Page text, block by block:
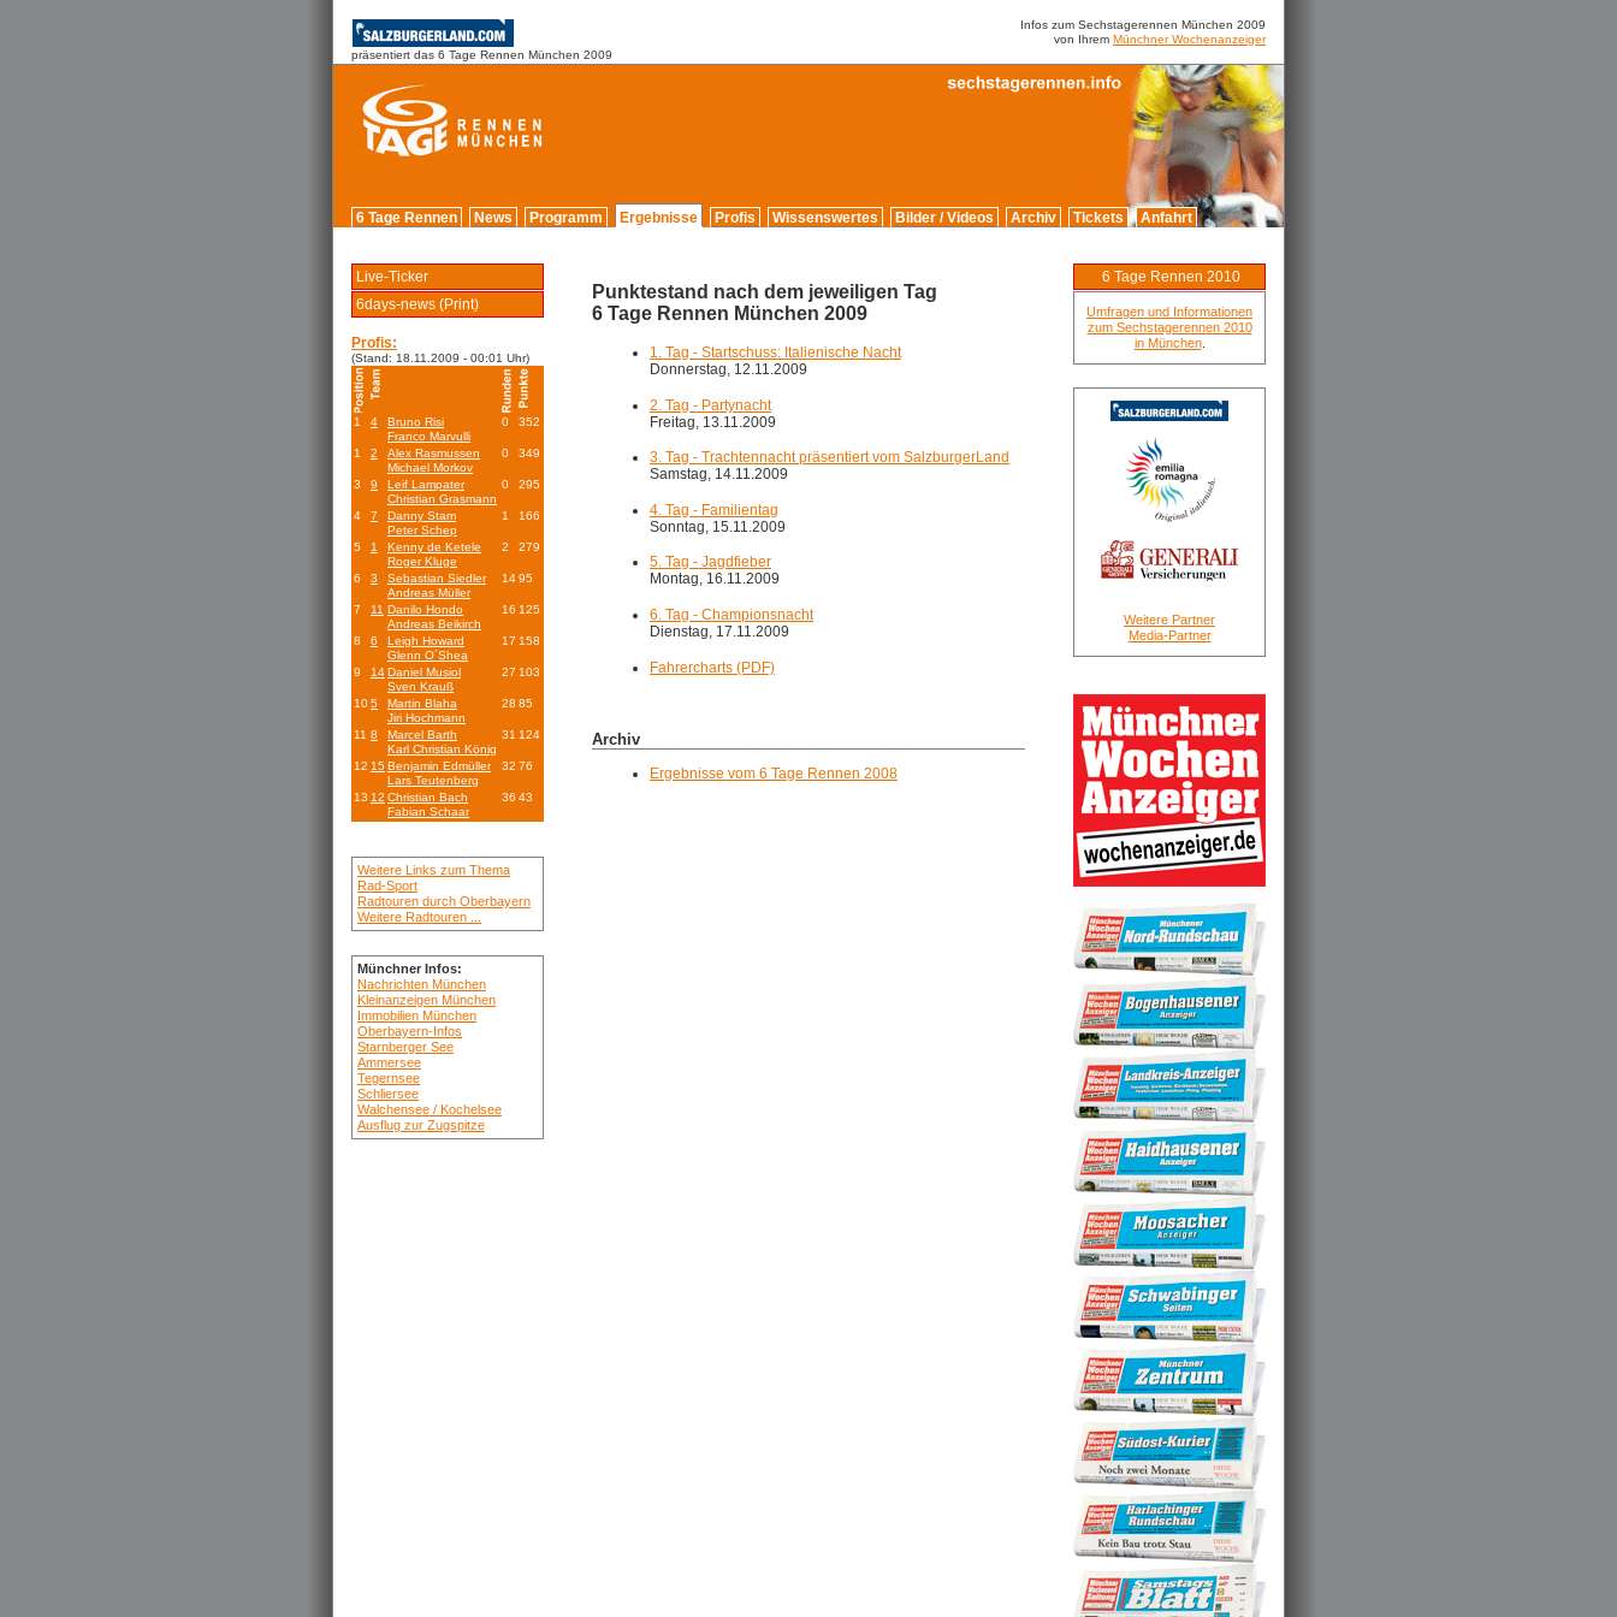
präsentiert das 6 Tage Rennen München 2009
Infos zum Sechstagerennen München 2009
von Ihrem Münchner Wochenanzeiger
6 Tage Rennen News Programm Ergebnisse Profis Wissenswertes Bilder / Videos Archiv Tickets Anfahrt
Live-Ticker
6days-news (Print)
Profis:
(Stand: 18.11.2009 - 00:01 Uhr)
1 4
Bruno Risi
Franco Marvulli
0 352
1 2
Alex Rasmussen
Michael Morkov
0 349
3 9
Leif Lampater
Christian Grasmann
0 295
4 7
Danny Stam
Peter Schep
1 166
5 1
Kenny de Ketele
Roger Kluge
2 279
6 3
Sebastian Siedler
Andreas Müller
1495
7 11 Danilo Hondo
Andreas Beikirch
16 125
8 6
Leigh Howard
Glenn O´Shea
17 158
9 14Daniel Musiol
Sven Krauß
27 103
105
Martin Blaha
Jiri Hochmann
28 85
11 8
Marcel Barth
Karl Christian König
31 124
12 15Benjamin Edmüller
Lars Teutenberg
32 76
13 12 Christian Bach
Fabian Schaar
36 43
Weitere Links zum Thema
Rad-Sport
Radtouren durch Oberbayern
Weitere Radtouren ...
Münchner Infos:
Nachrichten München
Kleinanzeigen München
Immobilien München
Oberbayern-Infos
Starnberger See
Ammersee
Tegernsee
Schliersee
Walchensee / Kochelsee
Ausflug zur Zugspitze
Punktestand nach dem jeweiligen Tag
6 Tage Rennen München 2009
1. Tag - Startschuss: Italienische Nacht
Donnerstag, 12.11.2009
2. Tag - Partynacht
Freitag, 13.11.2009
3. Tag - Trachtennacht präsentiert vom SalzburgerLand
Samstag, 14.11.2009
4. Tag - Familientag
Sonntag, 15.11.2009
5. Tag - Jagdfieber
Montag, 16.11.2009
6. Tag - Championsnacht
Dienstag, 17.11.2009
Fahrercharts (PDF)
Archiv
Ergebnisse vom 6 Tage Rennen 2008
6 Tage Rennen 2010
Umfragen und Informationen
zum Sechstagerennen 2010
in München.
Weitere Partner
Media-Partner